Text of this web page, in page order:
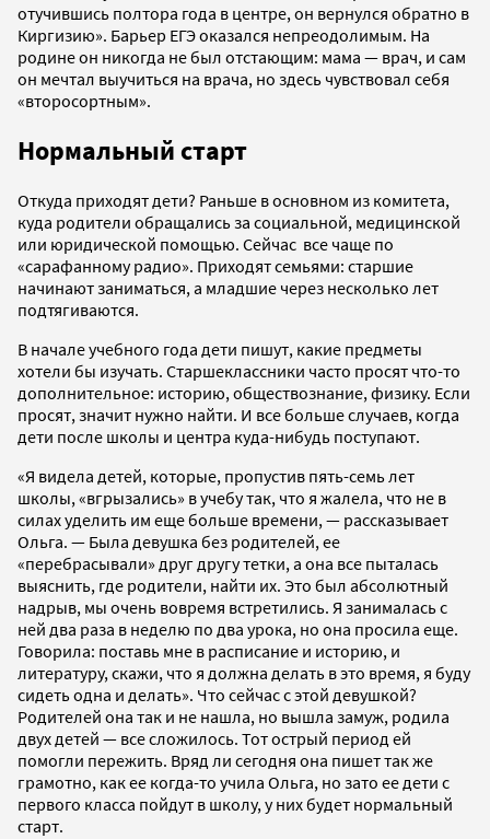
отучившись полтора года в центре, он вернулся обратно в
Киргизию». Барьер ЕГЭ оказался непреодолимым. На
родине он никогда не был отстающим: мама — врач, и сам
он мечтал выучиться на врача, но здесь чувствовал себя
«второсортным».
Нормальный старт
Откуда приходят дети? Раньше в основном из комитета,
куда родители обращались за социальной, медицинской
или юридической помощью. Сейчас все чаще по
«сарафанному радио». Приходят семьями: старшие
начинают заниматься, а младшие через несколько лет
подтягиваются.
В начале учебного года дети пишут, какие предметы
хотели бы изучать. Старшеклассники часто просят что-то
дополнительное: историю, обществознание, физику. Если
просят, значит нужно найти. И все больше случаев, когда
дети после школы и центра куда-нибудь поступают.
«Я видела детей, которые, пропустив пять-семь лет
школы, «вгрызались» в учебу так, что я жалела, что не в
силах уделить им еще больше времени, — рассказывает
Ольга. — Была девушка без родителей, ее
«перебрасывали» друг другу тетки, а она все пыталась
выяснить, где родители, найти их. Это был абсолютный
надрыв, мы очень вовремя встретились. Я занималась с
ней два раза в неделю по два урока, но она просила еще.
Говорила: поставь мне в расписание и историю, и
литературу, скажи, что я должна делать в это время, я буду
сидеть одна и делать». Что сейчас с этой девушкой?
Родителей она так и не нашла, но вышла замуж, родила
двух детей — все сложилось. Тот острый период ей
помогли пережить. Вряд ли сегодня она пишет так же
грамотно, как ее когда-то учила Ольга, но зато ее дети с
первого класса пойдут в школу, у них будет нормальный
старт.